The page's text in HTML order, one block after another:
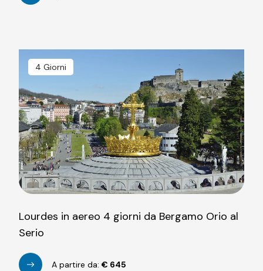
4 Giorni
Lourdes in aereo 4 giorni da Bergamo Orio al
Serio
A partire da: € 645